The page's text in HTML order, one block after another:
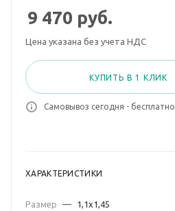
9 470 руб.
Цена указана без учета НДС
КУПИТЬ В 1 КЛИК
Самовывоз сегодня - бесплатно
ХАРАКТЕРИСТИКИ
Размер —
1,1х1,45